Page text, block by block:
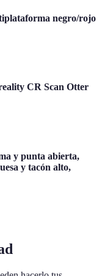
negro/rojo
CR Scan Otter
y punta abierta,
y tacón alto,